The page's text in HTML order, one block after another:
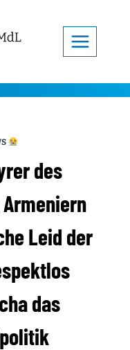
des
Leid der
das